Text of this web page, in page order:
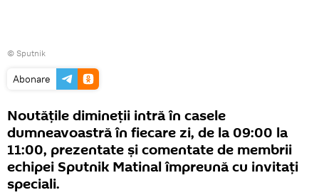
© Sputnik
Abonare
Noutăţile dimineţii intră în casele
dumneavoastră în fiecare zi, de la 09:00 la
11:00, prezentate şi comentate de membrii
echipei Sputnik Matinal împreună cu invitați
speciali.